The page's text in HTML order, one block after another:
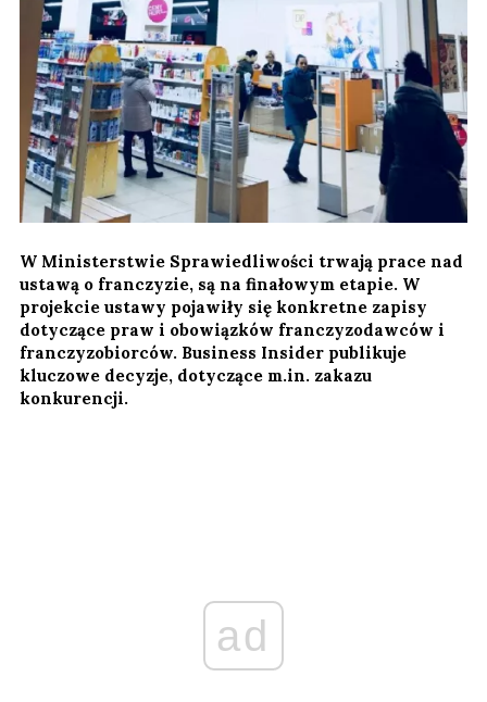
W Ministerstwie Sprawiedliwości trwają prace nad
ustawą o franczyzie, są na finałowym etapie. W
projekcie ustawy pojawiły się konkretne zapisy
dotyczące praw i obowiązków franczyzodawców i
franczyzobiorców. Business Insider publikuje
kluczowe decyzje, dotyczące m.in. zakazu
konkurencji.
ad